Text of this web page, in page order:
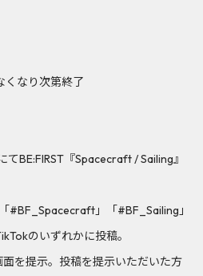
くなり次第終了
てBE:FIRST『Spacecraft / Sailing』
#BF_Spacecraft」「#BF_Sailing」
のいずれかに投稿。
を提示。投稿を提示いただいた方